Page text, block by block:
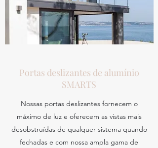
Portas deslizantes de alumínio
SMARTS
Nossas portas deslizantes fornecem o
máximo de luz e oferecem as vistas mais
desobstruídas de qualquer sistema quando
fechadas e com nossa ampla gama de